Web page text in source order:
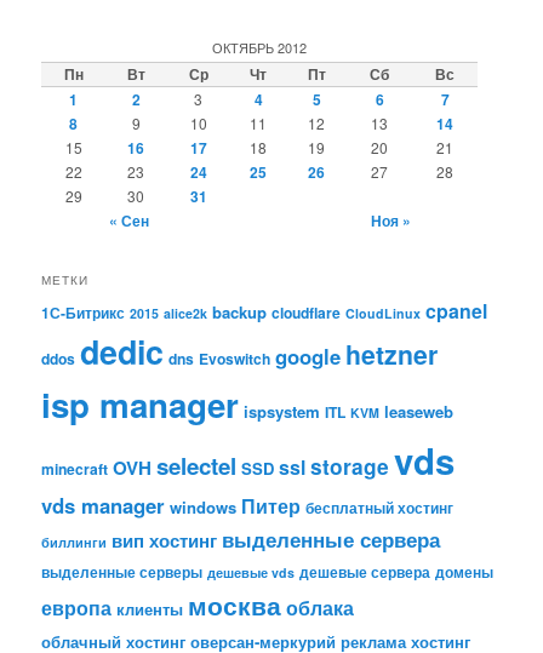
ОКТЯБРЬ 2012
Пн Вт Ср Чт Пт Сб
Вс
1
2 3 4 5 6
7
8
9 10 11 12 13 14
15 16 17 18 19 20
21
22
23 24 25 26 27
28
29
30
31
« Сен
Ноя »
МЕТКИ
1С-Битрикс 2015 alice2k backup cloudflare CloudLinux cpanel
ddos dedic dns Evoswitch google hetzner
isp manager ispsystem ITL KVM leaseweb
minecraft OVH selectel SSD sslstorage vds
vds manager windows Питер бесплатный хостинг
биллинги вип хостинг выделенные сервера
выделенные серверы дешевые vds дешевые сервера домены
европа клиенты москваоблака
облачный хостинг оверсан-меркурий реклама хостинг